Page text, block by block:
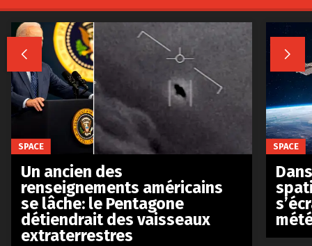
 
SPACE
Un ancien des
renseignements américains
se lâche: le Pentagone
détiendrait des vaisseaux
extraterrestres
SPACE